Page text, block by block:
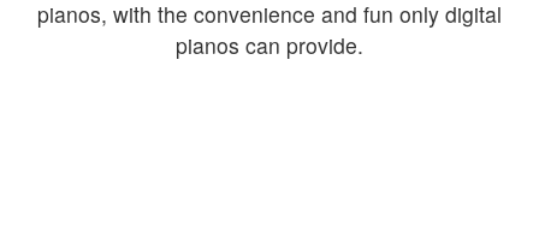
pianos, with the convenience and fun only digital
pianos can provide.